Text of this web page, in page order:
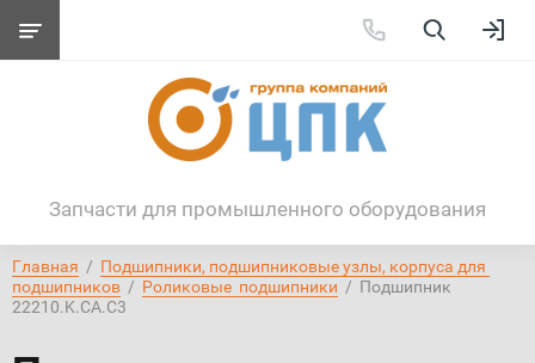
Запчасти для промышленного оборудования
Главная
  /
Подшипники, подшипниковые узлы, корпуса для
подшипников
  /
Роликовые  подшипники
  /  Подшипник
22210.K.CA.C3